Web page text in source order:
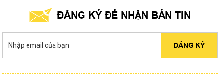
ĐĂNG KÝ ĐỂ NHẬN BẢN TIN
ĐĂNG KÝ